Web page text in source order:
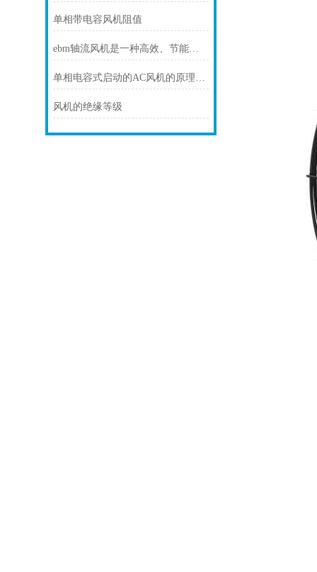
单相带电容风机阻值
ebm轴流风机是一种高效、节能和可靠的风动设备
单相电容式启动的AC风机的原理和接线方式
风机的绝缘等级